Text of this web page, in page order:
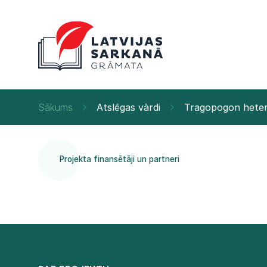
Sākums Atslēgas vārdi Tragopogon
Projekta finansētāji un partneri